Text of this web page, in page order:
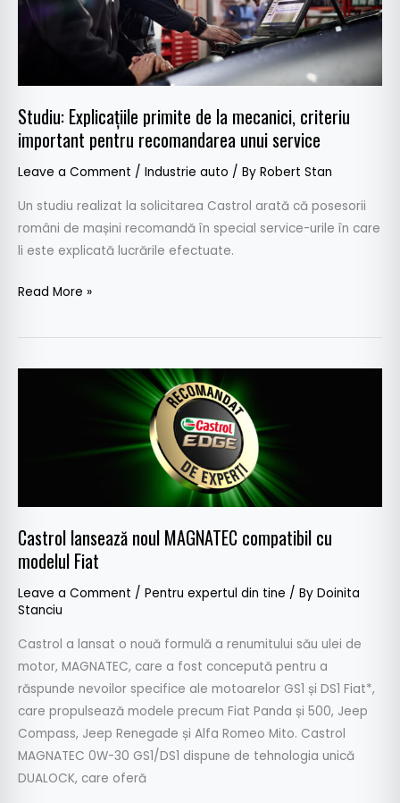
Studiu: Explicațiile primite de la mecanici, criteriu
important pentru recomandarea unui service
Leave a Comment / Industrie auto / By Robert Stan
Un studiu realizat la solicitarea Castrol arată că posesorii
români de mașini recomandă în special service-urile în care
li este explicată lucrările efectuate.
important
recomandarea
Read More »
Castrol lansează noul MAGNATEC compatibil cu
modelul Fiat
Leave a Comment / Pentru expertul din tine / By Doinita
Stanciu
Castrol a lansat o nouă formulă a renumitului său ulei de
motor, MAGNATEC, care a fost concepută pentru a
răspunde nevoilor specifice ale motoarelor GS1 și DS1 Fiat*,
care propulsează modele precum Fiat Panda și 500, Jeep
Compass, Jeep Renegade și Alfa Romeo Mito. Castrol
MAGNATEC 0W-30 GS1/DS1 dispune de tehnologia unică
DUALOCK, care oferă
Fiat